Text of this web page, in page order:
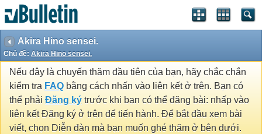
Akira Hino sensei.
Chủ đề: Akira Hino sensei.
Nếu đây là chuyến thăm đầu tiên của bạn, hãy chắc chắn
kiểm tra FAQ bằng cách nhấn vào liên kết ở trên. Bạn có
thể phải Đăng ký trước khi bạn có thể đăng bài: nhấp vào
liên kết Đăng ký ở trên để tiến hành. Để bắt đầu xem bài
viết, chọn Diễn đàn mà bạn muốn ghé thăm ở bên dưới.